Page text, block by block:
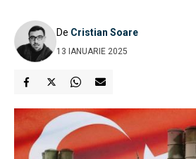
De Cristian Soare
13 IANUARIE 2025